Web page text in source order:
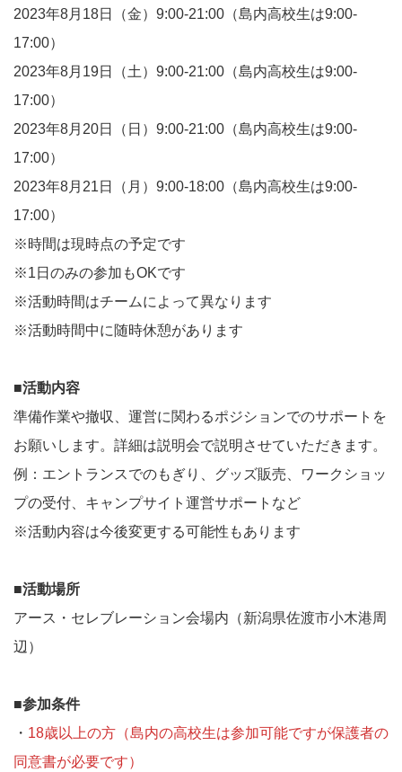
2023年8月18日（金）9:00-21:00（島内高校生は9:00-
17:00）
2023年8月19日（土）9:00-21:00（島内高校生は9:00-
17:00）
2023年8月20日（日）9:00-21:00（島内高校生は9:00-
17:00）
2023年8月21日（月）9:00-18:00（島内高校生は9:00-
17:00）
※時間は現時点の予定です
※1日のみの参加もOKです
※活動時間はチームによって異なります
※活動時間中に随時休憩があります
■活動内容
準備作業や撤収、運営に関わるポジションでのサポートを
お願いします。詳細は説明会で説明させていただきます。
例：エントランスでのもぎり、グッズ販売、ワークショッ
プの受付、キャンプサイト運営サポートなど
※活動内容は今後変更する可能性もあります
■活動場所
アース・セレブレーション会場内（新潟県佐渡市小木港周
辺）
■参加条件
・ 18歳以上の方（島内の高校生は参加可能ですが保護者の
同意書が必要です）